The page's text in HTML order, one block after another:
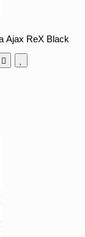
Ajax ReX Black